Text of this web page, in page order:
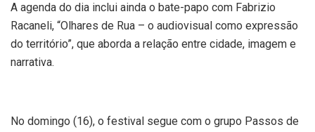
A agenda do dia inclui ainda o bate-papo com Fabrizio
Racaneli, “Olhares de Rua – o audiovisual como expressão
do território”, que aborda a relação entre cidade, imagem e
narrativa.
No domingo (16), o festival segue com o grupo Passos de